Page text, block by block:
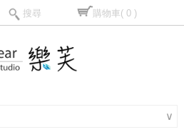
搜尋 購物車( 0 )
∨